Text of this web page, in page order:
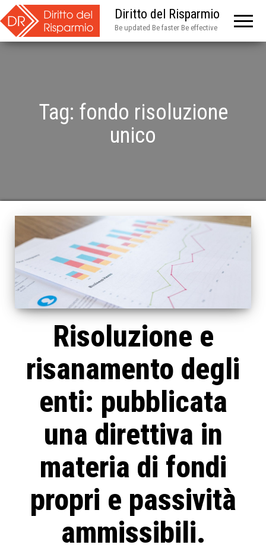
Diritto del Risparmio
Be updated Be faster Be effective
Tag: fondo risoluzione
unico
Risoluzione e
risanamento degli
enti: pubblicata
una direttiva in
materia di fondi
propri e passività
ammissibili.